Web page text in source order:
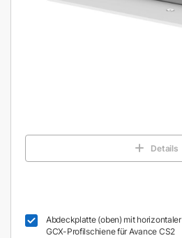
Details
Abdeckplatte (oben) mit horizontaler
GCX-Profilschiene für Avance CS2